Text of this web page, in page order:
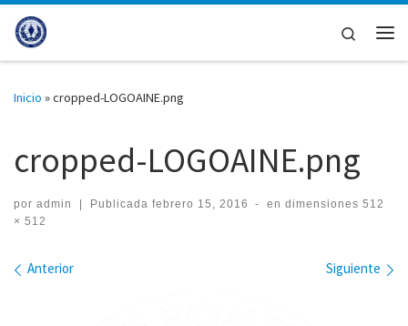
Saltar al contenido
Search
Inicio »cropped-LOGOAINE.png
cropped-LOGOAINE.png
por admin | Publicada febrero 15, 2016 - en dimensiones 512
× 512
Navegación de imágenes
Anterior Siguiente